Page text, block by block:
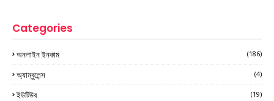
Categories
অনলাইন ইনকাম (186)
অ্যাম্বুলেন্স (4)
ইউটিউব (19)